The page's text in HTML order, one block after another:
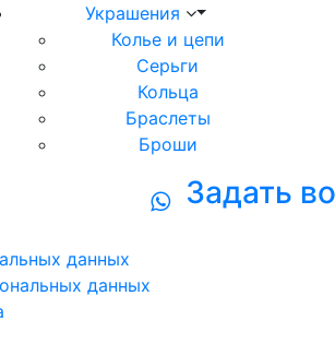
Украшения
Колье и цепи
Серьги
Кольца
Браслеты
Броши
данных
данных
Задать